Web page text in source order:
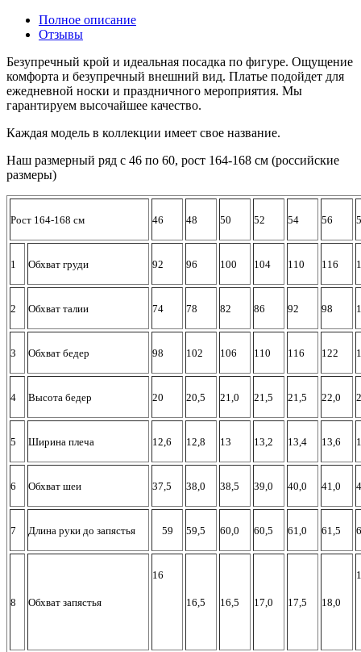
Полное описание
Отзывы
Безупречный крой и идеальная посадка по фигуре. Ощущение
комфорта и безупречный внешний вид. Платье подойдет для
ежедневной носки и праздничного мероприятия. Мы
гарантируем высочайшее качество.
Каждая модель в коллекции имеет свое название.
Наш размерный ряд с 46 по 60, рост 164-168 см (российские
размеры)
Рост 164-168 см 46 48 50 52 54 56
1 Обхват груди 92 96 100 104 110 116
2 Обхват талии 74 78 82 86 92 98
3 Обхват бедер 98 102 106 110 116 122
4 Высота бедер 20 20,5 21,0 21,5 21,5 22,0
5 Ширина плеча 12,6 12,8 13 13,2 13,4 13,6
6 Обхват шеи 37,5 38,0 38,5 39,0 40,0 41,0
7 Длина руки до запястья 59 59,5 60,0 60,5 61,0 61,5
8 Обхват запястья
16
16,5 16,5 17,0 17,5 18,0